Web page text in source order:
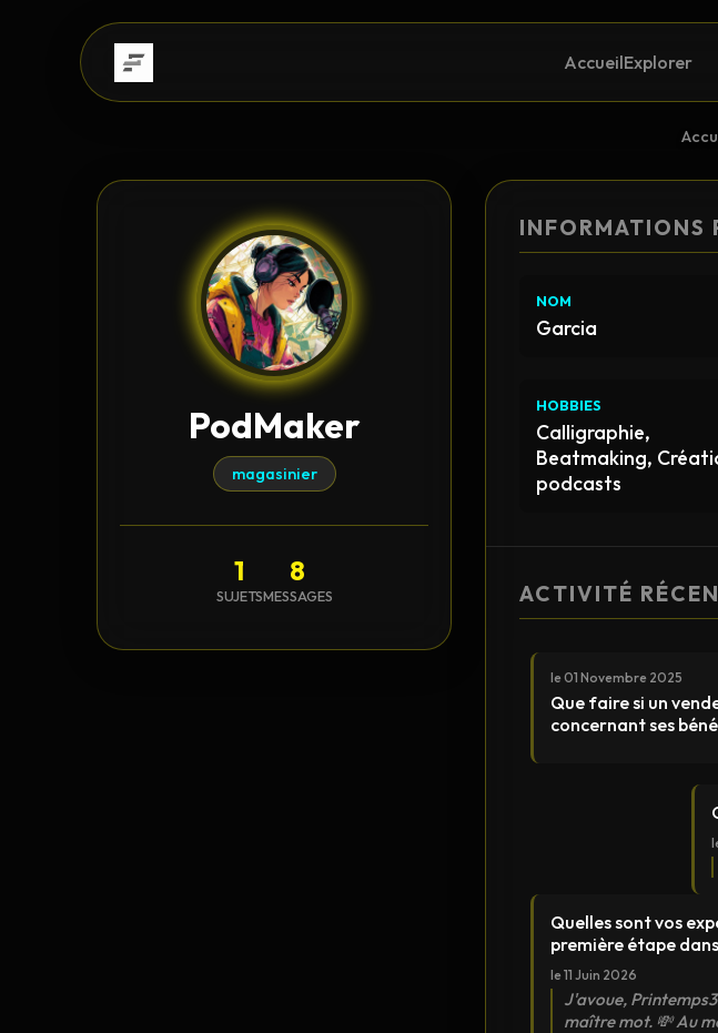
AccueilExplorer
PodMaker
magasinier
1
SUJETS
8
MESSAGES
INFORMATIONS
NOM
Garcia
HOBBIES
Calligraphie,
Beatmaking,
podcasts
ACTIVITÉ
le 01 Novembre 2025
Que faire si un
concernant ses
Quelles sont vos
première étape
le 11 Juin 2026
J'avoue,
maître mot. 💸 Au